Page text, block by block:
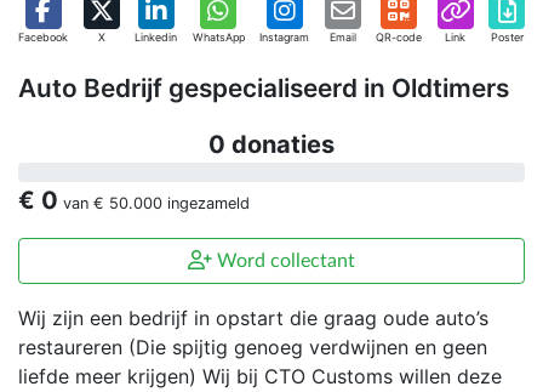
Facebook X Linkedin WhatsApp Instagram Email QR-code Link Poster
Auto Bedrijf gespecialiseerd in Oldtimers
0 donaties
€ 0 van € 50.000 ingezameld
Word collectant
Wij zijn een bedrijf in opstart die graag oude auto’s
restaureren (Die spijtig genoeg verdwijnen en geen
liefde meer krijgen) Wij bij CTO Customs willen deze